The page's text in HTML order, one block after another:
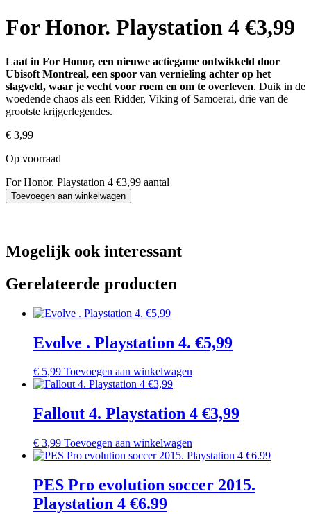
For Honor. Playstation 4 €3,99
Laat in For Honor, een nieuwe actiegame ontwikkeld door
Ubisoft Montreal, een spoor van vernieling achter op het
slagveld, waar je vecht voor roem en om te overleven. Duik in de
woedende chaos als een Ridder, Viking of Samoerai, drie van de
grootste krijgerlegendes.
€ 3,99
Op voorraad
For Honor. Playstation 4 €3,99 aantal
Toevoegen aan winkelwagen
Mogelijk ook interessant
Gerelateerde producten
Evolve . Playstation 4. €5,99
€ 5,99 Toevoegen aan winkelwagen
Fallout 4. Playstation 4 €3,99
€ 3,99 Toevoegen aan winkelwagen
PES Pro evolution soccer 2015.
Playstation 4 €6.99